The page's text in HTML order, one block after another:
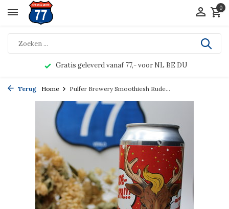
0
Gratis geleverd vanaf 77,- voor NL BE DU
Terug Home Pulfer Brewery Smoothiesh Rude...